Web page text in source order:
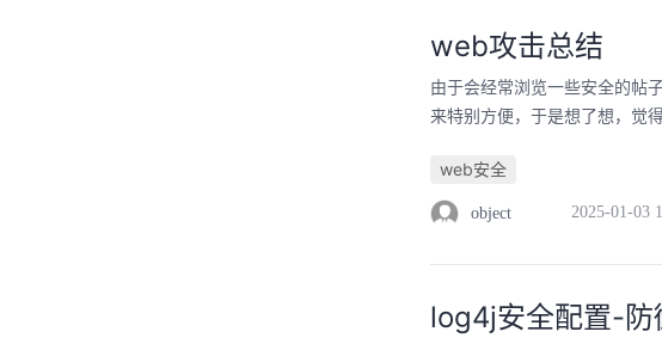
web攻击总结
由于会经常浏览一些安全的帖
来特别方便，于是想了想，觉
web安全
object 2025-01-03
log4j安全配置-防